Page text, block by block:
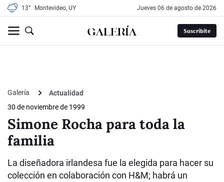
13° Montevideo, UY jueves 06 de agosto de 2026
Suscribite
Galería
Actualidad
30 de noviembre de 1999
Simone Rocha para toda la
familia
La diseñadora irlandesa fue la elegida para hacer su
colección en colaboración con H&M; habrá un